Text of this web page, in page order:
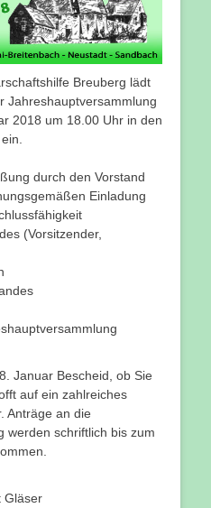
Breuberg lädt
Jahreshauptversammlung
2018 um 18.00 Uhr in den
durch den Vorstand
Einladung
(Vorsitzender,
Januar Bescheid, ob Sie
auf ein zahlreiches
Anträge an die
werden schriftlich bis zum